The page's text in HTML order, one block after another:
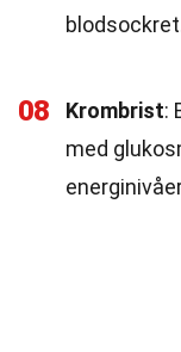
08 Krombrist:
med